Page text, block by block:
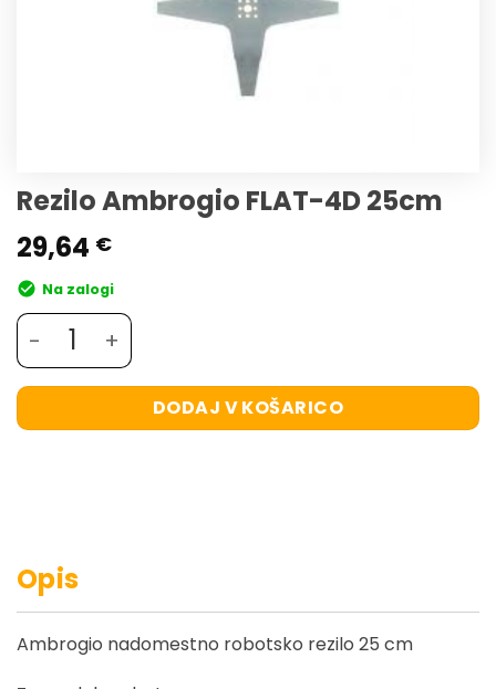
Rezilo Ambrogio FLAT-4D 25cm
29,64 €
Na zalogi
Rezilo Ambrogio FLAT-4D 25cm količina
DODAJ V KOŠARICO
Opis
Ambrogio nadomestno robotsko rezilo 25 cm